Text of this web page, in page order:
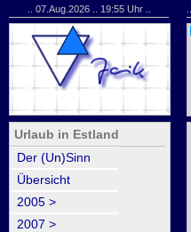
Urlaub in Estland
Der (Un)Sinn
Übersicht
2005 >
2007 >
.. 07.Aug.2026 .. 19:55 Uhr ..